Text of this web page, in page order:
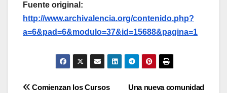
Fuente original:
http://www.archivalencia.org/contenido.php?
a=6&pad=6&modulo=37&id=15688&pagina=1
Una nueva comunidad
Comienzan los Cursos